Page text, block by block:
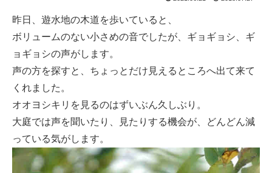
昨日、遊水地の木道を歩いていると、
ボリュームのない小さめの音でしたが、ギョギョシ、ギ
ョギョシの声がします。
声の方を探すと、ちょっとだけ見えるところへ出て来て
くれました。
オオヨシキリを見るのはずいぶん久しぶり。
大庭では声を聞いたり、見たりする機会が、どんどん減
っている気がします。